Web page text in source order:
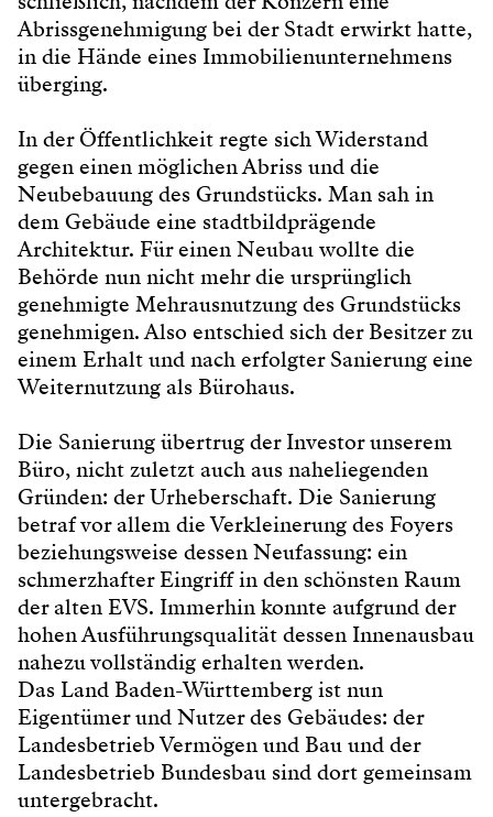
Abrissgenehmigung bei der Stadt erwirkt hatte,
in die Hände eines Immobilienunternehmens
überging.
In der Öffentlichkeit regte sich Widerstand
gegen einen möglichen Abriss und die
Neubebauung des Grundstücks. Man sah in
dem Gebäude eine stadtbildprägende
Architektur. Für einen Neubau wollte die
Behörde nun nicht mehr die ursprünglich
genehmigte Mehrausnutzung des Grundstücks
genehmigen. Also entschied sich der Besitzer zu
einem Erhalt und nach erfolgter Sanierung eine
Weiternutzung als Bürohaus.
Die Sanierung übertrug der Investor unserem
Büro, nicht zuletzt auch aus naheliegenden
Gründen: der Urheberschaft. Die Sanierung
betraf vor allem die Verkleinerung des Foyers
beziehungsweise dessen Neufassung: ein
schmerzhafter Eingriff in den schönsten Raum
der alten EVS. Immerhin konnte aufgrund der
hohen Ausführungsqualität dessen Innenausbau
nahezu vollständig erhalten werden.
Das Land Baden-Württemberg ist nun
Eigentümer und Nutzer des Gebäudes: der
Landesbetrieb Vermögen und Bau und der
Landesbetrieb Bundesbau sind dort gemeinsam
untergebracht.